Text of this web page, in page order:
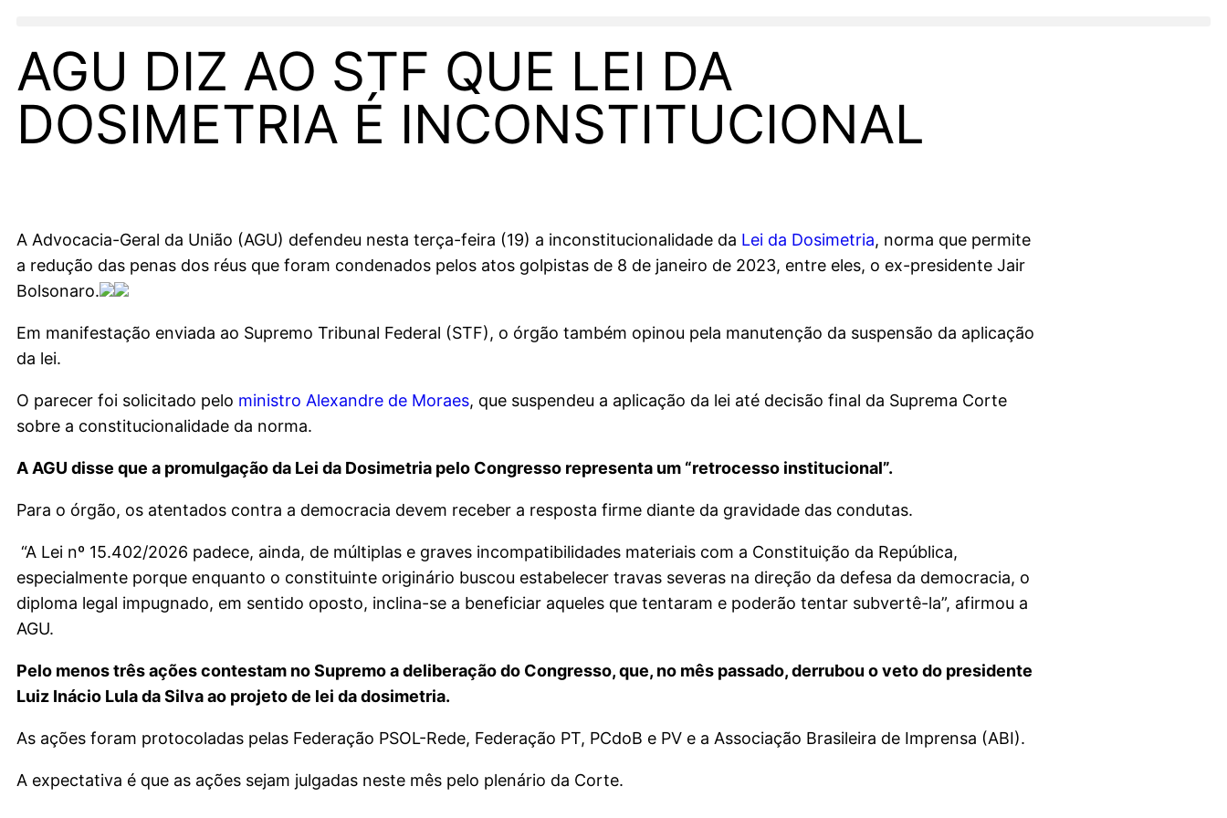
AGU DIZ AO STF QUE LEI DA
DOSIMETRIA É INCONSTITUCIONAL
A Advocacia-Geral da União (AGU) defendeu nesta terça-feira (19) a inconstitucionalidade da Lei da Dosimetria, norma que permite
a redução das penas dos réus que foram condenados pelos atos golpistas de 8 de janeiro de 2023, entre eles, o ex-presidente Jair
Bolsonaro.
Em manifestação enviada ao Supremo Tribunal Federal (STF), o órgão também opinou pela manutenção da suspensão da aplicação
da lei.
O parecer foi solicitado pelo ministro Alexandre de Moraes, que suspendeu a aplicação da lei até decisão final da Suprema Corte
sobre a constitucionalidade da norma.
A AGU disse que a promulgação da Lei da Dosimetria pelo Congresso representa um “retrocesso institucional”.
Para o órgão, os atentados contra a democracia devem receber a resposta firme diante da gravidade das condutas.
“A Lei nº 15.402/2026 padece, ainda, de múltiplas e graves incompatibilidades materiais com a Constituição da República,
especialmente porque enquanto o constituinte originário buscou estabelecer travas severas na direção da defesa da democracia, o
diploma legal impugnado, em sentido oposto, inclina-se a beneficiar aqueles que tentaram e poderão tentar subvertê-la”, afirmou a
AGU.
Pelo menos três ações contestam no Supremo a deliberação do Congresso, que, no mês passado, derrubou o veto do presidente
Luiz Inácio Lula da Silva ao projeto de lei da dosimetria.
As ações foram protocoladas pelas Federação PSOL-Rede, Federação PT, PCdoB e PV e a Associação Brasileira de Imprensa (ABI).
A expectativa é que as ações sejam julgadas neste mês pelo plenário da Corte.